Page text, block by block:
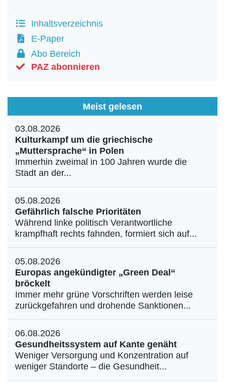
Inhaltsverzeichnis
E-Paper
Abo Bereich
PAZ abonnieren
Meist gelesen
03.08.2026
Kulturkampf um die griechische
„Muttersprache“ in Polen
Immerhin zweimal in 100 Jahren wurde die
Stadt an der...
05.08.2026
Gefährlich falsche Prioritäten
Während linke politisch Verantwortliche
krampfhaft rechts fahnden, formiert sich auf...
05.08.2026
Europas angekündigter „Green Deal“
bröckelt
Immer mehr grüne Vorschriften werden leise
zurückgefahren und drohende Sanktionen...
06.08.2026
Gesundheitssystem auf Kante genäht
Weniger Versorgung und Konzentration auf
weniger Standorte – die Gesundheit...